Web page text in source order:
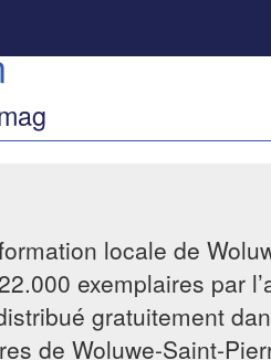
locale de
exemplaires par
gratuitement
de Woluwe-Saint-